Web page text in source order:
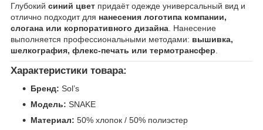
Глубокий синий цвет придаёт одежде универсальный вид и
отлично подходит для нанесения логотипа компании,
слогана или корпоративного дизайна . Нанесение
выполняется профессиональными методами: вышивка,
шелкография, флекс-печать или термотрансфер
Характеристики товара:
Бренд: Sol’s
Модель: SNAKE
Материал: 50% хлопок / 50% полиэстер